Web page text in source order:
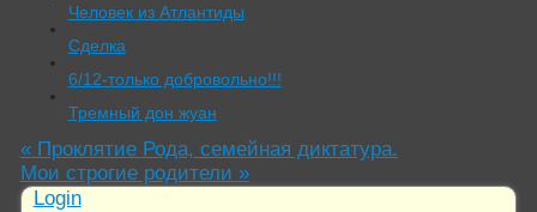
Человек из Атлантиды
Сделка
6/12-только добровольно!!!
Тремный дон жуан
«Проклятие Рода, семейная диктатура.
Мои строгие родители »
Login